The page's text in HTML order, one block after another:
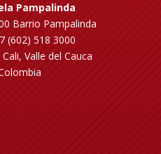
Pampalinda
Barrio Pampalinda
(602) 518 3000
Valle del Cauca